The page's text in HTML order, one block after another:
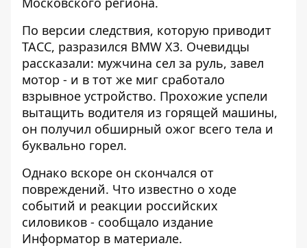
По версии следствия, которую приводит
ТАСС, разразился BMW X3. Очевидцы
рассказали: мужчина сел за руль, завел
мотор - и в тот же миг сработало
взрывное устройство. Прохожие успели
вытащить водителя из горящей машины,
он получил обширный ожог всего тела и
буквально горел.
Однако вскоре он скончался от
повреждений. Что известно о ходе
событий и реакции российских
силовиков - сообщало издание
Информатор в материале.